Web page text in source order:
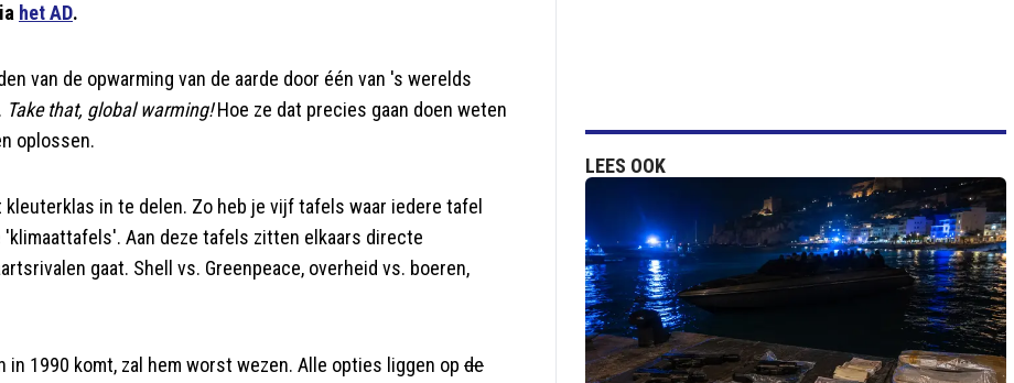
het AD.
van de opwarming van de aarde door één van 's werelds
Take that, global warming!Hoe ze dat precies gaan doen weten
oplossen.
in te delen. Zo heb je vijf tafels waar iedere tafel
'klimaattafels'. Aan deze tafels zitten elkaars directe
gaat. Shell vs. Greenpeace, overheid vs. boeren,
1990 komt, zal hem worst wezen. Alle opties liggen op de
LEES OOK